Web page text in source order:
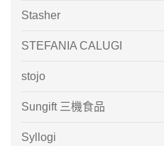
Stasher
STEFANIA CALUGI
stojo
Sungift 三機食品
Syllogi